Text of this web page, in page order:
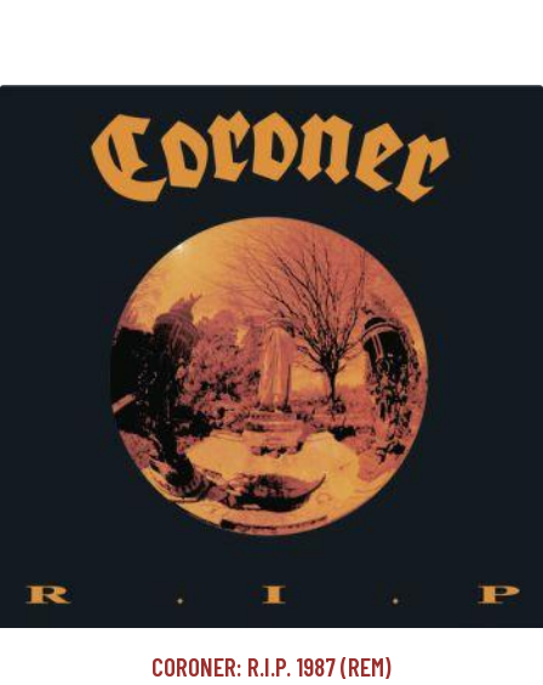
CORONER: R.I.P. 1987 (REM)